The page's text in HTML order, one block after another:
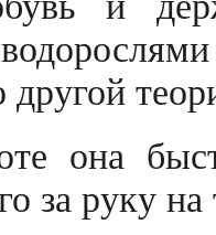
другой
она
за руку